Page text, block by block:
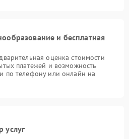
и бесплатная
оценка стоимости
платежей и возможность
по телефону или онлайн на
услуг